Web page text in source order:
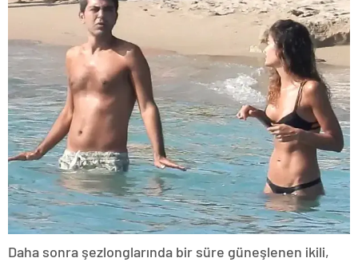
Daha sonra şezlonglarında bir süre güneşlenen ikili,